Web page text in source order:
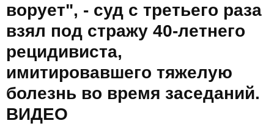
ворует", - суд с третьего раза
взял под стражу 40-летнего
рецидивиста,
имитировавшего тяжелую
болезнь во время заседаний.
ВИДЕО